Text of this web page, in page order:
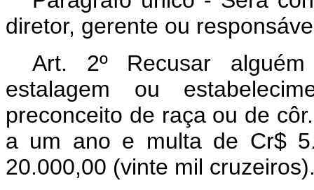
diretor, gerente ou
Art. 2º Recusar
estalagem ou
preconceito de raça ou de
a um ano e multa de Cr$
20.000,00 (vinte mil